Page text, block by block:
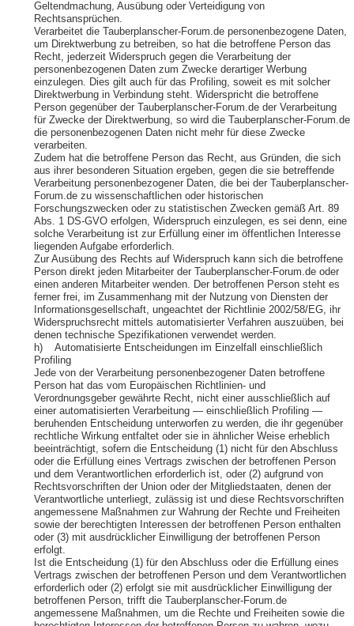
Geltendmachung, Ausübung oder Verteidigung von
Rechtsansprüchen.
Verarbeitet die Tauberplanscher-Forum.de personenbezogene Daten,
um Direktwerbung zu betreiben, so hat die betroffene Person das
Recht, jederzeit Widerspruch gegen die Verarbeitung der
personenbezogenen Daten zum Zwecke derartiger Werbung
einzulegen. Dies gilt auch für das Profiling, soweit es mit solcher
Direktwerbung in Verbindung steht. Widerspricht die betroffene
Person gegenüber der Tauberplanscher-Forum.de der Verarbeitung
für Zwecke der Direktwerbung, so wird die Tauberplanscher-Forum.de
die personenbezogenen Daten nicht mehr für diese Zwecke
verarbeiten.
Zudem hat die betroffene Person das Recht, aus Gründen, die sich
aus ihrer besonderen Situation ergeben, gegen die sie betreffende
Verarbeitung personenbezogener Daten, die bei der Tauberplanscher-
Forum.de zu wissenschaftlichen oder historischen
Forschungszwecken oder zu statistischen Zwecken gemäß Art. 89
Abs. 1 DS-GVO erfolgen, Widerspruch einzulegen, es sei denn, eine
solche Verarbeitung ist zur Erfüllung einer im öffentlichen Interesse
liegenden Aufgabe erforderlich.
Zur Ausübung des Rechts auf Widerspruch kann sich die betroffene
Person direkt jeden Mitarbeiter der Tauberplanscher-Forum.de oder
einen anderen Mitarbeiter wenden. Der betroffenen Person steht es
ferner frei, im Zusammenhang mit der Nutzung von Diensten der
Informationsgesellschaft, ungeachtet der Richtlinie 2002/58/EG, ihr
Widerspruchsrecht mittels automatisierter Verfahren auszuüben, bei
denen technische Spezifikationen verwendet werden.
h) Automatisierte Entscheidungen im Einzelfall einschließlich
Profiling
Jede von der Verarbeitung personenbezogener Daten betroffene
Person hat das vom Europäischen Richtlinien- und
Verordnungsgeber gewährte Recht, nicht einer ausschließlich auf
einer automatisierten Verarbeitung — einschließlich Profiling —
beruhenden Entscheidung unterworfen zu werden, die ihr gegenüber
rechtliche Wirkung entfaltet oder sie in ähnlicher Weise erheblich
beeinträchtigt, sofern die Entscheidung (1) nicht für den Abschluss
oder die Erfüllung eines Vertrags zwischen der betroffenen Person
und dem Verantwortlichen erforderlich ist, oder (2) aufgrund von
Rechtsvorschriften der Union oder der Mitgliedstaaten, denen der
Verantwortliche unterliegt, zulässig ist und diese Rechtsvorschriften
angemessene Maßnahmen zur Wahrung der Rechte und Freiheiten
sowie der berechtigten Interessen der betroffenen Person enthalten
oder (3) mit ausdrücklicher Einwilligung der betroffenen Person
erfolgt.
Ist die Entscheidung (1) für den Abschluss oder die Erfüllung eines
Vertrags zwischen der betroffenen Person und dem Verantwortlichen
erforderlich oder (2) erfolgt sie mit ausdrücklicher Einwilligung der
betroffenen Person, trifft die Tauberplanscher-Forum.de
angemessene Maßnahmen, um die Rechte und Freiheiten sowie die